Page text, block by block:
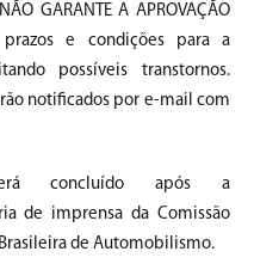
GARANTE A APROVAÇÃO
prazos e condições para a
possíveis transtornos.
notificados por e-mail com
concluído após a
de imprensa da Comissão
de Automobilismo.